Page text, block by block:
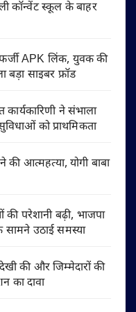
कॉन्वेंट स्कूल के बाहर
APK लिंक, युवक की
साइबर फ्रॉड
कार्यकारिणी ने संभाला
को प्राथमिकता
की आत्महत्या, योगी बाबा
की परेशानी बढ़ी, भाजपा
उठाई समस्या
की और जिम्मेदारों की
का दावा